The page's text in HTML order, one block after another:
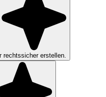
rechtssicher erstellen.